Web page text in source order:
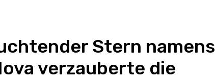
Stern namens
verzauberte die